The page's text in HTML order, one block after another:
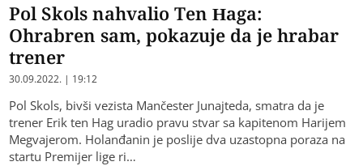
Pol Skols nahvalio Ten Haga:
Ohrabren sam, pokazuje da je hrabar
trener
30.09.2022. | 19:12
Pol Skols, bivši vezista Mančester Junajteda, smatra da je
trener Erik ten Hag uradio pravu stvar sa kapitenom Harijem
Megvajerom. Holanđanin je poslije dva uzastopna poraza na
startu Premijer lige ri…